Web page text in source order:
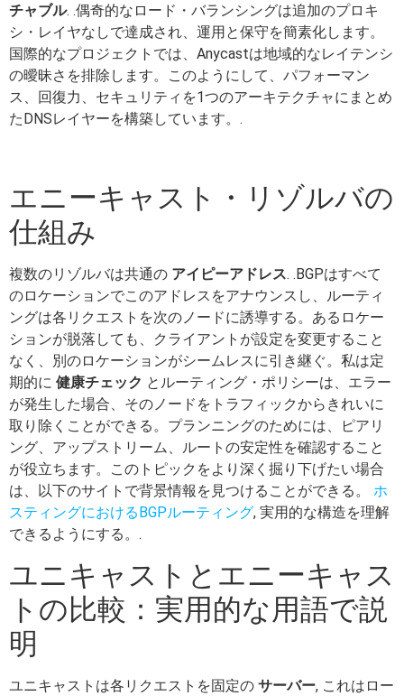
チャブル. .偶奇的なロード・バランシングは追加のプロキ
シ・レイヤなしで達成され、運用と保守を簡素化します。
国際的なプロジェクトでは、Anycastは地域的なレイテンシ
の曖昧さを排除します。このようにして、パフォーマン
ス、回復力、セキュリティを1つのアーキテクチャにまとめ
たDNSレイヤーを構築しています。.
エニーキャスト・リゾルバの
仕組み
複数のリゾルバは共通の アイピーアドレス. .BGPはすべて
のロケーションでこのアドレスをアナウンスし、ルーティ
ングは各リクエストを次のノードに誘導する。あるロケー
ションが脱落しても、クライアントが設定を変更すること
なく、別のロケーションがシームレスに引き継ぐ。私は定
期的に 健康チェック とルーティング・ポリシーは、エラー
が発生した場合、そのノードをトラフィックからきれいに
取り除くことができる。プランニングのためには、ピアリ
ング、アップストリーム、ルートの安定性を確認すること
が役立ちます。このトピックをより深く掘り下げたい場合
は、以下のサイトで背景情報を見つけることができる。 ホ
スティングにおけるBGPルーティング, 実用的な構造を理解
できるようにする。.
ユニキャストとエニーキャス
トの比較：実用的な用語で説
明
ユニキャストは各リクエストを固定の サーバー, これはロー